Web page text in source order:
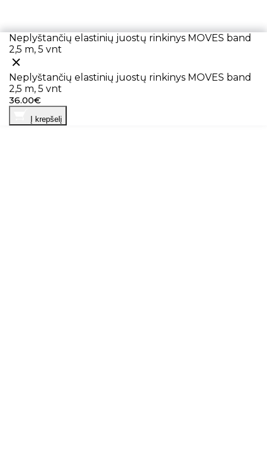
Neplyštančių elastinių juostų rinkinys MOVES band
2,5 m, 5 vnt
Neplyštančių elastinių juostų rinkinys MOVES band
2,5 m, 5 vnt
36.00€
Į krepšelį